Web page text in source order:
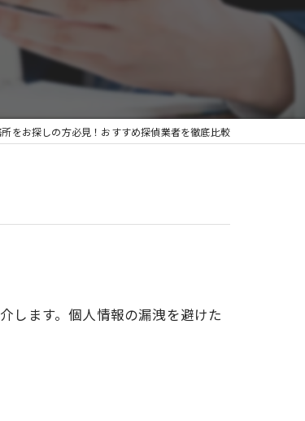
をお探しの方必見！おすすめ探偵業者を徹底比較
します。個人情報の漏洩を避けた